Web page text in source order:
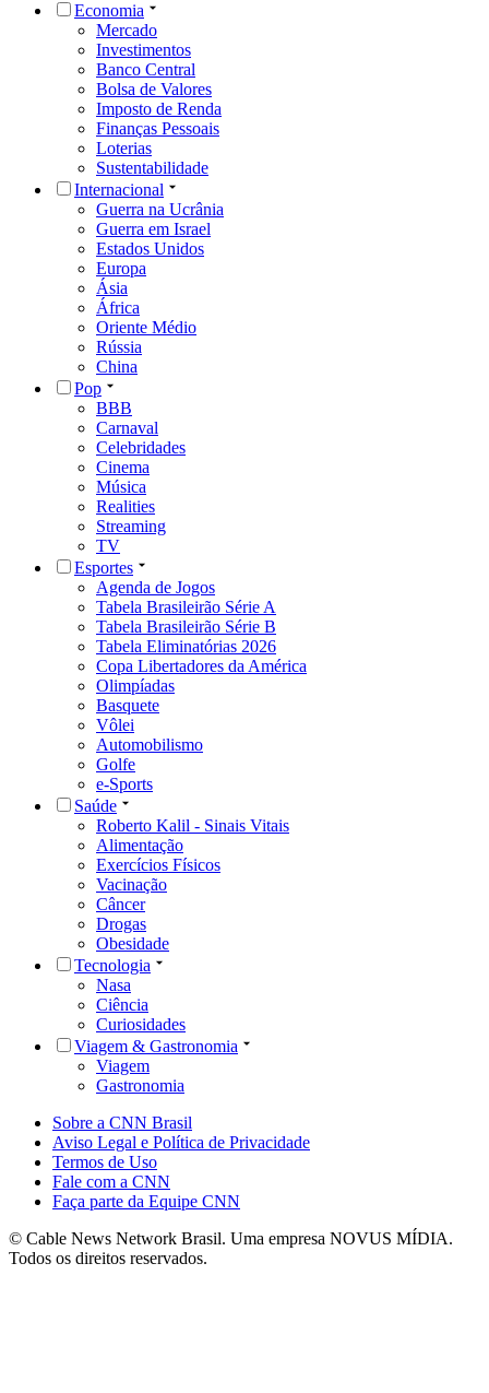
Economia
Mercado
Investimentos
Banco Central
Bolsa de Valores
Imposto de Renda
Finanças Pessoais
Loterias
Sustentabilidade
Internacional
Guerra na Ucrânia
Guerra em Israel
Estados Unidos
Europa
Ásia
África
Oriente Médio
Rússia
China
Pop
BBB
Carnaval
Celebridades
Cinema
Música
Realities
Streaming
TV
Esportes
Agenda de Jogos
Tabela Brasileirão Série A
Tabela Brasileirão Série B
Tabela Eliminatórias 2026
Copa Libertadores da América
Olimpíadas
Basquete
Vôlei
Automobilismo
Golfe
e-Sports
Saúde
Roberto Kalil - Sinais Vitais
Alimentação
Exercícios Físicos
Vacinação
Câncer
Drogas
Obesidade
Tecnologia
Nasa
Ciência
Curiosidades
Viagem & Gastronomia
Viagem
Gastronomia
Sobre a CNN Brasil
Aviso Legal e Política de Privacidade
Termos de Uso
Fale com a CNN
Faça parte da Equipe CNN
© Cable News Network Brasil. Uma empresa NOVUS MÍDIA.
Todos os direitos reservados.